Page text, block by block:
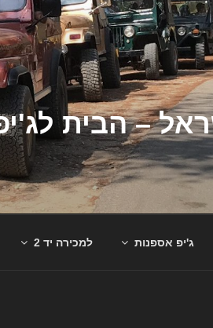
ג'יפ אספנות למכירה יד 2